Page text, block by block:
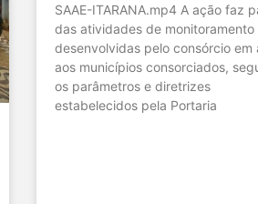
SAAE-ITARANA.mp4 A ação faz
das atividades de monitoramento
desenvolvidas pelo consórcio em
aos municípios consorciados,
os parâmetros e diretrizes
estabelecidos pela Portaria